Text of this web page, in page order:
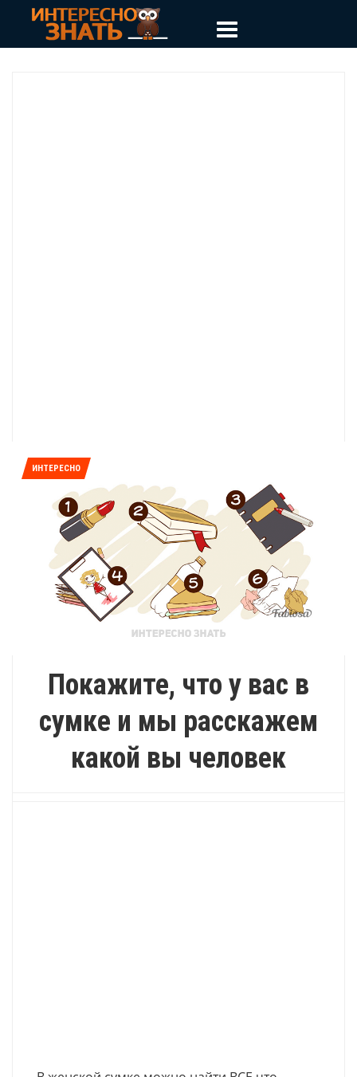
ИНТЕРЕСНО
Покажите, что у вас в
сумке и мы расскажем
какой вы человек